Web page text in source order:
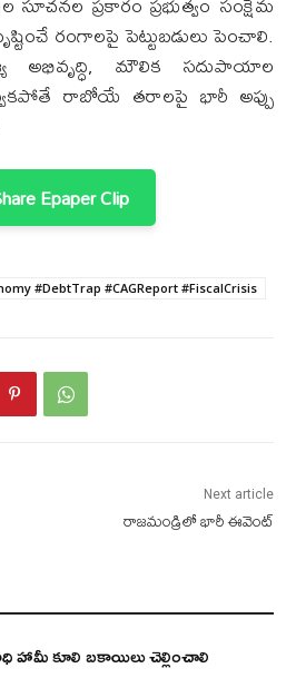
రంగాలపై పెట్టుబడులు పెంచాలి.
అభివృద్ధి, మౌలిక సదుపాయాల
రాబోయే తరాలపై భారీ అప్పు
Epaper Clip
#DebtTrap #CAGReport #FiscalCrisis
Next article
రాజమండ్రిలో భారీ ఈవెంట్
హామీ కూలి బకాయిలు చెల్లించాలి